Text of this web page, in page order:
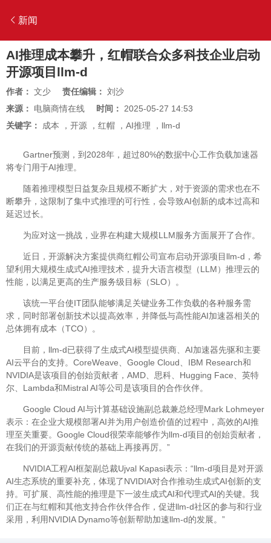
新闻
AI推理成本攀升，红帽联合众多科技企业启动
开源项目llm-d
作者： 文少 责任编辑： 刘沙
来源： 电脑商情在线 时间： 2025-05-27 14:53
关键字： 成本 ， 开源 ， 红帽 ， AI推理 ， llm-d
Gartner预测，到2028年，超过80%的数据中心工作负载加速器
将专门用于AI推理。
随着推理模型日益复杂且规模不断扩大，对于资源的需求也在不
断攀升，这限制了集中式推理的可行性，会导致AI创新的成本过高和
延迟过长。
为应对这一挑战，业界在构建大规模LLM服务方面展开了合作。
近日，开源解决方案提供商红帽公司宣布启动开源项目llm-d，希
望利用大规模生成式AI推理技术，提升大语言模型（LLM）推理云的
性能，以满足更高的生产服务级目标（SLO）。
该统一平台使IT团队能够满足关键业务工作负载的各种服务需
求，同时部署创新技术以提高效率，并降低与高性能AI加速器相关的
总体拥有成本（TCO）。
目前，llm-d已获得了生成式AI模型提供商、AI加速器先驱和主要
AI云平台的支持。CoreWeave、Google Cloud、IBM Research和
NVIDIA是该项目的创始贡献者，AMD、思科、Hugging Face、英特
尔、Lambda和Mistral AI等公司是该项目的合作伙伴。
Google Cloud AI与计算基础设施副总裁兼总经理Mark Lohmeyer
表示：在企业大规模部署AI并为用户创造价值的过程中，高效的AI推
理至关重要。Google Cloud很荣幸能够作为llm-d项目的创始贡献者，
在我们的开源贡献传统的基础上再接再厉。”
NVIDIA工程AI框架副总裁Ujval Kapasi表示：“llm-d项目是对开源
AI生态系统的重要补充，体现了NVIDIA对合作推动生成式AI创新的支
持。可扩展、高性能的推理是下一波生成式AI和代理式AI的关键。我
们正在与红帽和其他支持合作伙伴合作，促进llm-d社区的参与和行业
采用，利用NVIDIA Dynamo等创新帮助加速llm-d的发展。”